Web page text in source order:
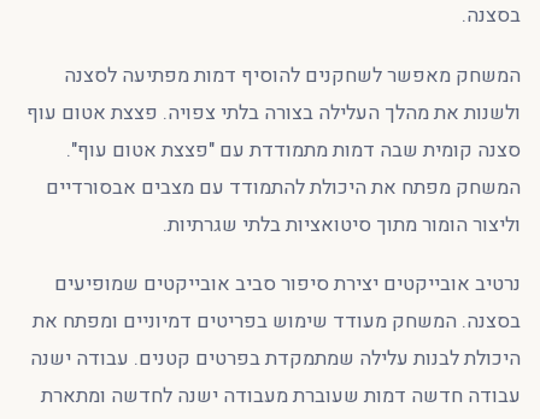
בסצנה.
המשחק מאפשר לשחקנים להוסיף דמות מפתיעה לסצנה
ולשנות את מהלך העלילה בצורה בלתי צפויה. פצצת אטום עוף
סצנה קומית שבה דמות מתמודדת עם "פצצת אטום עוף".
המשחק מפתח את היכולת להתמודד עם מצבים אבסורדיים
וליצור הומור מתוך סיטואציות בלתי שגרתיות.
נרטיב אובייקטים יצירת סיפור סביב אובייקטים שמופיעים
בסצנה. המשחק מעודד שימוש בפריטים דמיוניים ומפתח את
היכולת לבנות עלילה שמתמקדת בפרטים קטנים. עבודה ישנה
עבודה חדשה דמות שעוברת מעבודה ישנה לחדשה ומתארת